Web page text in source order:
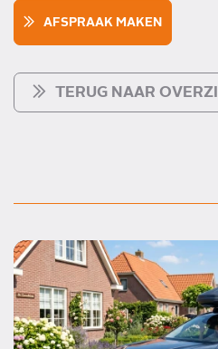
AFSPRAAK MAKEN
TERUG NAAR